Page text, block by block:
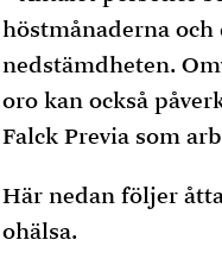
höstmånaderna
nedstämdheten.
oro kan också
Falck Previa som
Här nedan följer
ohälsa.